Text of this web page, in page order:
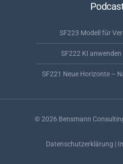
SF223 Modell für
SF222 KI
SF221 Neue Horizonte –
©2026 Bensmann
Datenschutzerklärung |